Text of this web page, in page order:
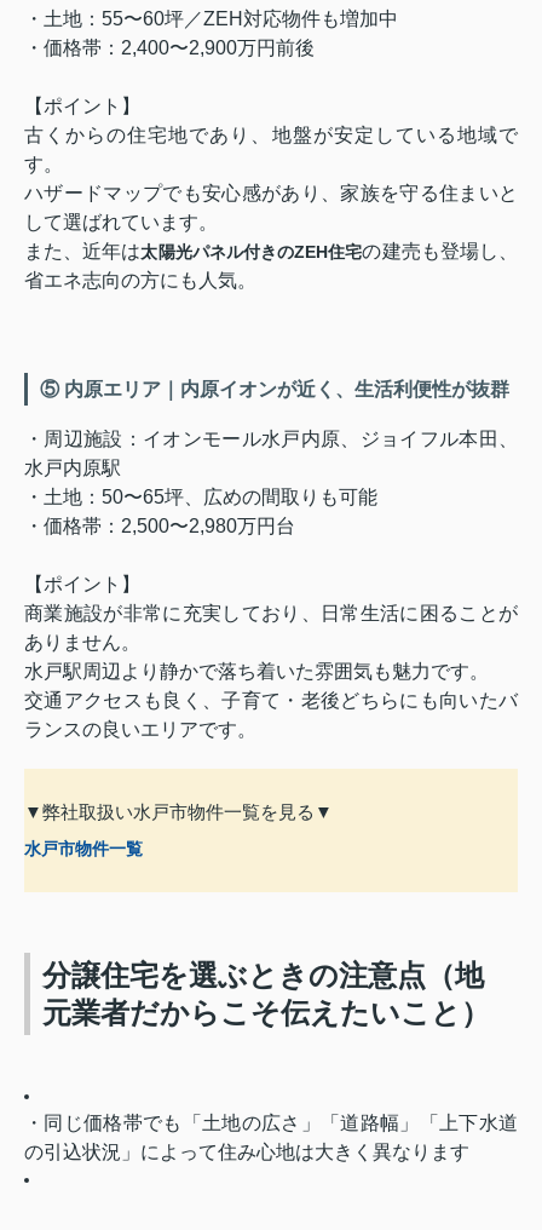
・土地：55〜60坪／ZEH対応物件も増加中
・価格帯：2,400〜2,900万円前後
【ポイント】
古くからの住宅地であり、地盤が安定している地域で
す。
ハザードマップでも安心感があり、家族を守る住まいと
して選ばれています。
また、近年は太陽光パネル付きのZEH住宅の建売も登場し、
省エネ志向の方にも人気。
⑤ 内原エリア｜内原イオンが近く、生活利便性が抜群
・周辺施設：イオンモール水戸内原、ジョイフル本田、
水戸内原駅
・土地：50〜65坪、広めの間取りも可能
・価格帯：2,500〜2,980万円台
【ポイント】
商業施設が非常に充実しており、日常生活に困ることが
ありません。
水戸駅周辺より静かで落ち着いた雰囲気も魅力です。
交通アクセスも良く、子育て・老後どちらにも向いたバ
ランスの良いエリアです。
▼弊社取扱い水戸市物件一覧を見る▼
水戸市物件一覧
分譲住宅を選ぶときの注意点（地
元業者だからこそ伝えたいこと）
・同じ価格帯でも「土地の広さ」「道路幅」「上下水道
の引込状況」によって住み心地は大きく異なります